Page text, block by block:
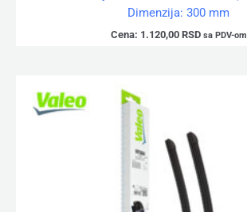
Dimenzija: 300 mm
Cena: 1.120,00 RSD sa PDV-om